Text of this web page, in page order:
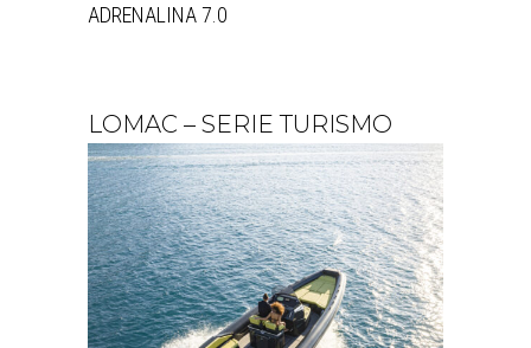
ADRENALINA 7.0
LOMAC – SERIE TURISMO